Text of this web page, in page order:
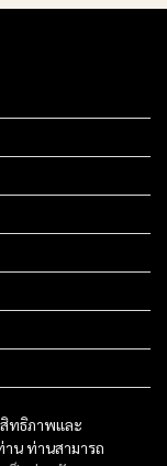
ทธิภาพและ
น ท่านสามารถ